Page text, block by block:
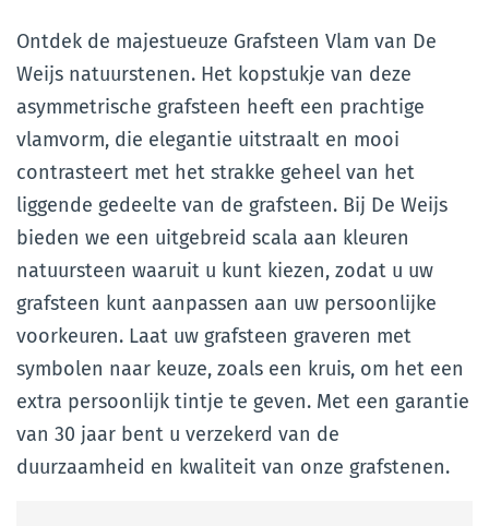
Ontdek de majestueuze Grafsteen Vlam van De
Weijs natuurstenen. Het kopstukje van deze
asymmetrische grafsteen heeft een prachtige
vlamvorm, die elegantie uitstraalt en mooi
contrasteert met het strakke geheel van het
liggende gedeelte van de grafsteen. Bij De Weijs
bieden we een uitgebreid scala aan kleuren
natuursteen waaruit u kunt kiezen, zodat u uw
grafsteen kunt aanpassen aan uw persoonlijke
voorkeuren. Laat uw grafsteen graveren met
symbolen naar keuze, zoals een kruis, om het een
extra persoonlijk tintje te geven. Met een garantie
van 30 jaar bent u verzekerd van de
duurzaamheid en kwaliteit van onze grafstenen.